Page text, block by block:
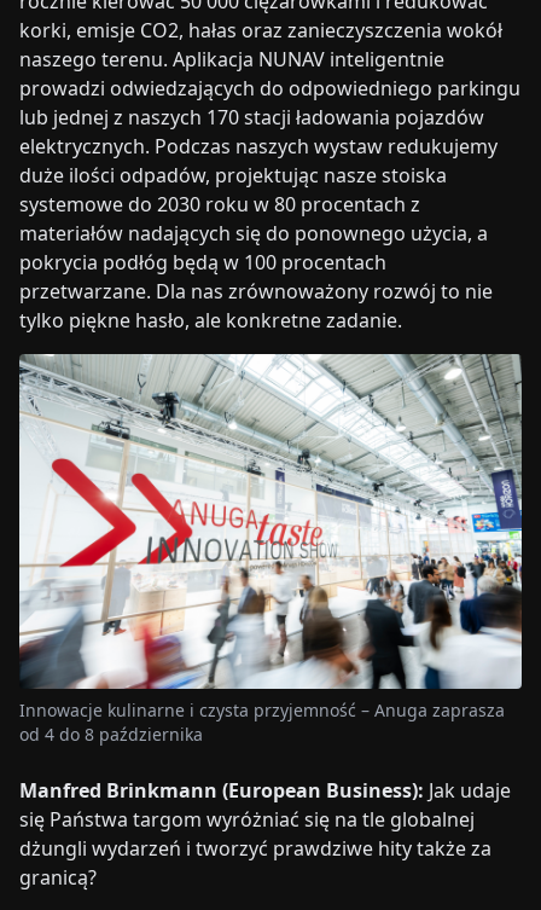
korki, emisje CO2, hałas oraz zanieczyszczenia wokół
naszego terenu. Aplikacja NUNAV inteligentnie
prowadzi odwiedzających do odpowiedniego parkingu
lub jednej z naszych 170 stacji ładowania pojazdów
elektrycznych. Podczas naszych wystaw redukujemy
duże ilości odpadów, projektując nasze stoiska
systemowe do 2030 roku w 80 procentach z
materiałów nadających się do ponownego użycia, a
pokrycia podłóg będą w 100 procentach
przetwarzane. Dla nas zrównoważony rozwój to nie
tylko piękne hasło, ale konkretne zadanie.
Innowacje kulinarne i czysta przyjemność – Anuga zaprasza
od 4 do 8 października
Manfred Brinkmann (European Business): Jak udaje
się Państwa targom wyróżniać się na tle globalnej
dżungli wydarzeń i tworzyć prawdziwe hity także za
granicą?